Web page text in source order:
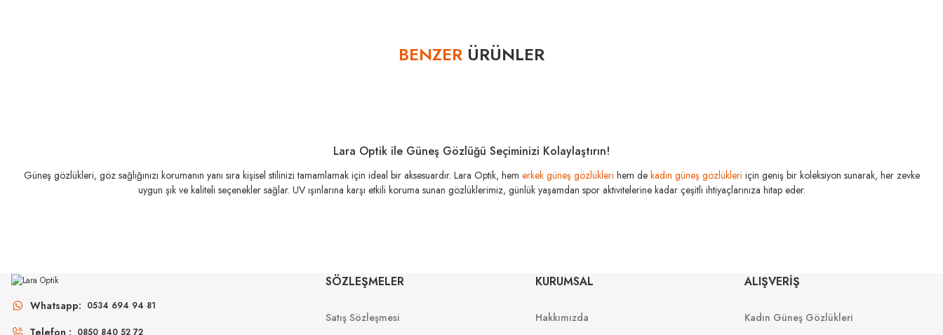
BENZER ÜRÜNLER
Rj 9064S 70624L 44
%45
Rj 9064S 100/11 44
%45
Rj 9064S 712313 44
%45 6.541
SERENGETI
Lara Optik ile Güneş Gözlüğü Seçiminizi Kolaylaştırın!
Güneş gözlükleri, göz sağlığınızı korumanın yanı sıra kişisel stilinizi tamamlamak için ideal bir aksesuardır. Lara Optik, hem erkek güneş gözlükleri hem de kadın güneş gözlükleri için geniş bir koleksiyon sunarak, her zevke
uygun şık ve kaliteli seçenekler sağlar. UV ışınlarına karşı etkili koruma sunan gözlüklerimiz, günlük yaşamdan spor aktivitelerine kadar çeşitli ihtiyaçlarınıza hitap eder.
Whatsapp: 0534 694 94 81
0850 840 52 72
SÖZLEŞMELER
Satış Sözleşmesi
KURUMSAL
Hakkımızda
ALIŞVERİŞ
Kadın Güneş Gözlükleri